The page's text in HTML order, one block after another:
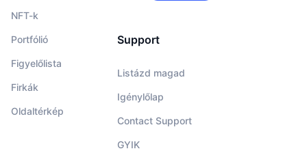
NFT-k
Portfólió
Figyelőlista
Firkák
Oldaltérkép
Support
Listázd magad
Igénylőlap
Contact Support
GYIK